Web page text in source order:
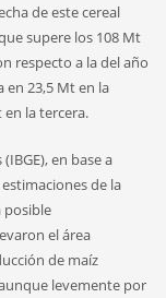
de este cereal
supere los 108 Mt
respecto a la del año
23,5 Mt en la
en la tercera.
en base a
de la
posible
el área
de maíz
levemente por